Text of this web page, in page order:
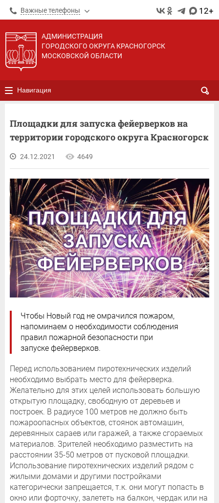
Важные телефоны 12+
АДМИНИСТРАЦИЯ
ГОРОДСКОГО ОКРУГА КРАСНОГОРСК
МОСКОВСКОЙ ОБЛАСТИ
Навигация
Площадки для запуска фейерверков на
территории городского округа Красногорск
24.12.2021 4649
Чтобы Новый год не омрачился пожаром,
напоминаем о необходимости соблюдения
правил пожарной безопасности при
запуске фейерверков.
Перед использованием пиротехнических изделий
необходимо выбрать место для фейерверка.
Желательно для этих целей использовать большую
открытую площадку, свободную от деревьев и
построек. В радиусе 100 метров не должно быть
пожароопасных объектов, стоянок автомашин,
деревянных сараев или гаражей, а также сгораемых
материалов. Зрителей необходимо разместить на
расстоянии 35-50 метров от пусковой площадки.
Использование пиротехнических изделий рядом с
жилыми домами и другими постройками
категорически запрещается, т.к. они могут попасть в
окно или форточку, залететь на балкон, чердак или на